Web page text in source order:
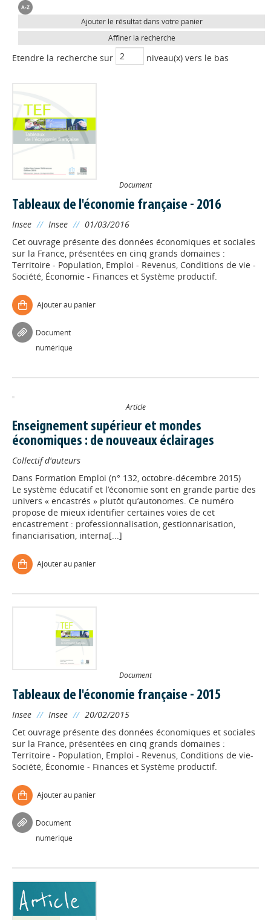
Ajouter le résultat dans votre panier
Affiner la recherche
Etendre la recherche sur niveau(x) vers le bas
Document
Tableaux de l'économie française - 2016
Insee // Insee // 01/03/2016
Cet ouvrage présente des données économiques et sociales
sur la France, présentées en cinq grands domaines :
Territoire - Population, Emploi - Revenus, Conditions de vie -
Société, Économie - Finances et Système productif.
Ajouter au panier
Document
numérique
Article
Enseignement supérieur et mondes
économiques : de nouveaux éclairages
Collectif d'auteurs
Dans Formation Emploi (n° 132, octobre-décembre 2015)
Le système éducatif et l’économie sont en grande partie des
univers « encastrés » plutôt qu’autonomes. Ce numéro
propose de mieux identifier certaines voies de cet
encastrement : professionnalisation, gestionnarisation,
financiarisation, interna[...]
Ajouter au panier
Document
Tableaux de l'économie française - 2015
Insee // Insee // 20/02/2015
Cet ouvrage présente des données économiques et sociales
sur la France, présentées en cinq grands domaines :
Territoire - Population, Emploi - Revenus, Conditions de vie-
Société, Économie - Finances et Système productif.
Ajouter au panier
Document
numérique